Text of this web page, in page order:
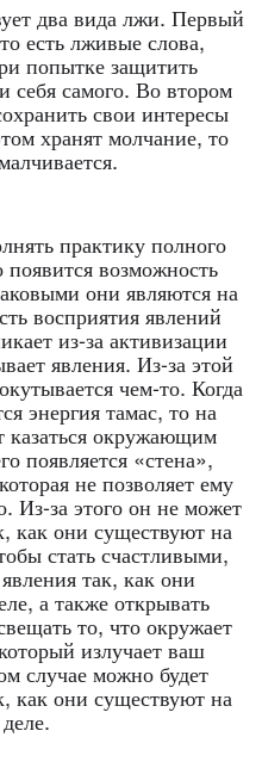
два вида лжи. Первый
есть лживые слова,
попытке защитить
себя самого. Во втором
свои интересы
хранят молчание, то
практику полного
возможность
они являются на
восприятия явлений
из-за активизации
явления. Из-за этой
чем-то. Когда
энергия тамас, то на
казаться окружающим
появляется «стена»,
не позволяет ему
Из-за этого он не может
как они существуют на
стать счастливыми,
так, как они
а также открывать
то, что окружает
излучает ваш
случае можно будет
как они существуют на